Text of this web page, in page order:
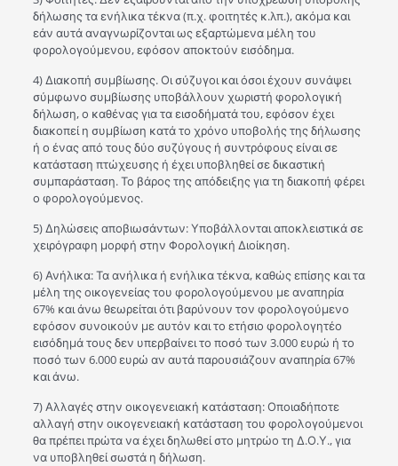
δήλωσης τα ενήλικα τέκνα (π.χ. φοιτητές κ.λπ.), ακόμα και
εάν αυτά αναγνωρίζονται ως εξαρτώμενα μέλη του
φορολογούμενου, εφόσον αποκτούν εισόδημα.
4) Διακοπή συμβίωσης. Οι σύζυγοι και όσοι έχουν συνάψει
σύμφωνο συμβίωσης υποβάλλουν χωριστή φορολογική
δήλωση, ο καθένας για τα εισοδήματά του, εφόσον έχει
διακοπεί η συμβίωση κατά το χρόνο υποβολής της δήλωσης
ή ο ένας από τους δύο συζύγους ή συντρόφους είναι σε
κατάσταση πτώχευσης ή έχει υποβληθεί σε δικαστική
συμπαράσταση. Το βάρος της απόδειξης για τη διακοπή φέρει
ο φορολογούμενος.
5) Δηλώσεις αποβιωσάντων: Υποβάλλονται αποκλειστικά σε
χειρόγραφη μορφή στην Φορολογική Διοίκηση.
6) Ανήλικα: Τα ανήλικα ή ενήλικα τέκνα, καθώς επίσης και τα
μέλη της οικογενείας του φορολογούμενου με αναπηρία
67% και άνω θεωρείται ότι βαρύνουν τον φορολογούμενο
εφόσον συνοικούν με αυτόν και το ετήσιο φορολογητέο
εισόδημά τους δεν υπερβαίνει το ποσό των 3.000 ευρώ ή το
ποσό των 6.000 ευρώ αν αυτά παρουσιάζουν αναπηρία 67%
και άνω.
7) Αλλαγές στην οικογενειακή κατάσταση: Οποιαδήποτε
αλλαγή στην οικογενειακή κατάσταση του φορολογούμενοι
θα πρέπει πρώτα να έχει δηλωθεί στο μητρώο τη Δ.Ο.Υ., για
να υποβληθεί σωστά η δήλωση.